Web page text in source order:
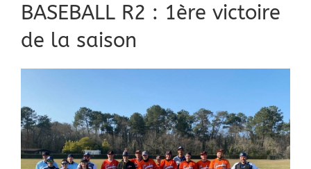
BASEBALL R2 : 1ère victoire
de la saison